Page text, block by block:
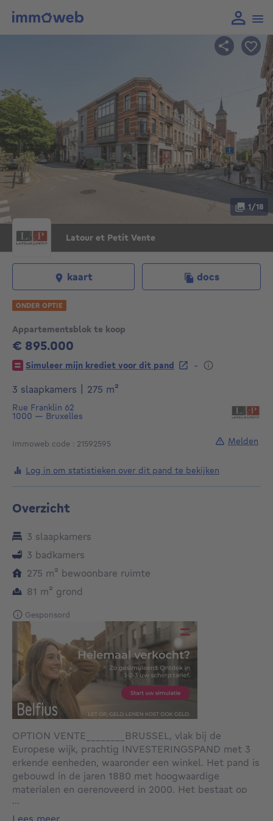
Appartementsblok te koop
€ 895.000
895000€
Simuleer mijn krediet voor dit pand
-
3 slaapkamers
275 m²
Rue Franklin 62
1000 — Bruxelles
Immoweb code : 21592595
Latour et Petit Vente
1/18
kaart docs
ONDER OPTIE
Log in om statistieken over dit pand te bekijken
Melden
Overzicht
3 slaapkamers
3 badkamers
275 m² vierkante meters
bewoonbare ruimte
81 m² vierkante meters
grond
Gesponsord
OPTION VENTE________BRUSSEL, vlak bij de
Europese wijk, prachtig INVESTERINGSPAND met 3
erkende eenheden, waaronder een winkel. Het pand is
gebouwd in de jaren 1880 met hoogwaardige
materialen en gerenoveerd in 2000. Het bestaat op
de begane grond uit een winkelruimte van 75 m² en
op de 1e en 2e verdieping uit twee appartementen (1
...